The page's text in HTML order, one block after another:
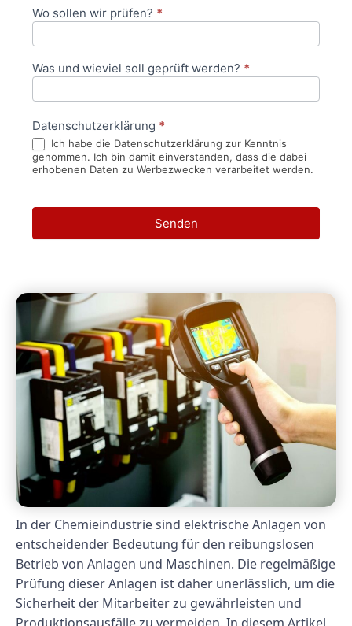
Wo sollen wir prüfen? *
Was und wieviel soll geprüft werden? *
Datenschutzerklärung *
Ich habe die Datenschutzerklärung zur Kenntnis
genommen. Ich bin damit einverstanden, dass die dabei
erhobenen Daten zu Werbezwecken verarbeitet werden.
Senden
In der Chemieindustrie sind elektrische Anlagen von
entscheidender Bedeutung für den reibungslosen
Betrieb von Anlagen und Maschinen. Die regelmäßige
Prüfung dieser Anlagen ist daher unerlässlich, um die
Sicherheit der Mitarbeiter zu gewährleisten und